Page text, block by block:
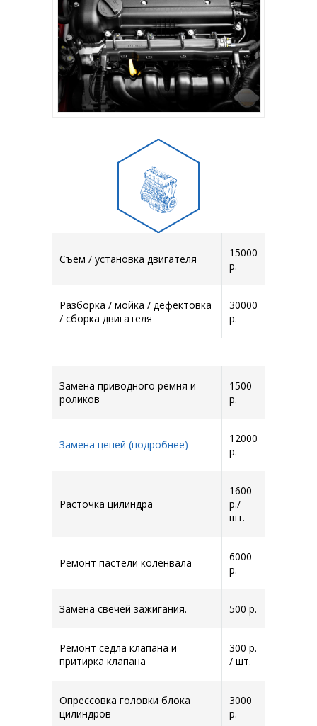
Съём / установка двигателя
15000
р.
Разборка / мойка / дефектовка
/ сборка двигателя
30000
р.
Замена приводного ремня и
роликов
1500
р.
Замена цепей (подробнее)
12000
р.
Расточка цилиндра
1600
р./
шт.
Ремонт пастели коленвала
6000
р.
Замена свечей зажигания. 500 р.
Ремонт седла клапана и
притирка клапана
300 р.
/ шт.
Опрессовка головки блока
цилиндров
3000
р.